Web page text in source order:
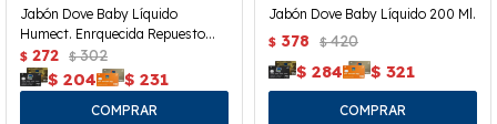
Jabón Dove Baby Líquido
Humect. Enrquecida Repuesto
180 Ml.
$ 272 $ 302
$ 204 $ 231
Jabón Dove Baby Líquido 200 Ml.
$ 378 $ 420
$ 284 $ 321